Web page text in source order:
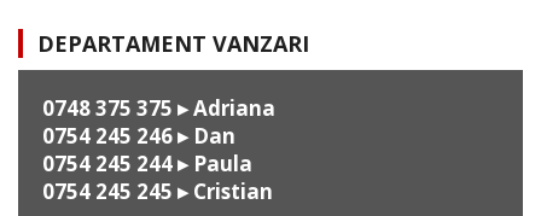
DEPARTAMENT VANZARI
0748 375 375 ▸ Adriana
0754 245 246▸ Dan
0754 245 244▸ Paula
0754 245 245 ▸ Cristian